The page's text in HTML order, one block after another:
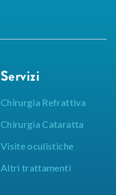
Servizi
Chirurgia Refrattiva
Chirurgia Cataratta
Visite oculistiche
Altri trattamenti